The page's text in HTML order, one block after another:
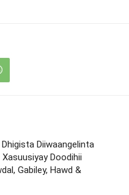
Diiwaangelinta
Doodihii
Gabiley, Hawd &